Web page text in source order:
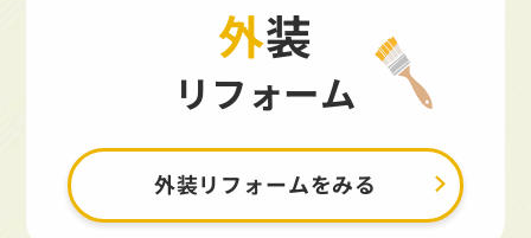
外装
リフォーム
外装リフォームをみる